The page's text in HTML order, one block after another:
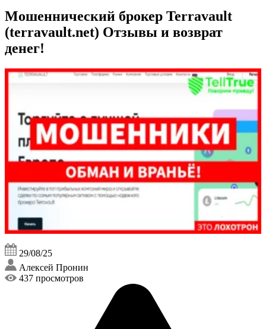
Мошеннический брокер Terravault
(terravault.net) Отзывы и возврат
денег!
29/08/25
Алексей Пронин
437 просмотров